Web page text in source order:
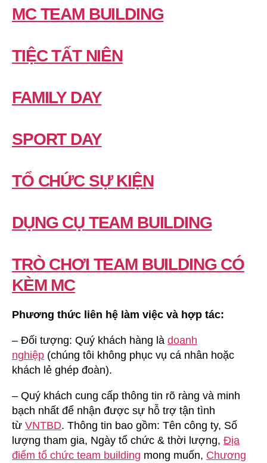
MC TEAM BUILDING
TIỆC TẤT NIÊN
FAMILY DAY
SPORT DAY
TỔ CHỨC SỰ KIỆN
DỤNG CỤ TEAM BUILDING
TRÒ CHƠI TEAM BUILDING CÓ
KÈM MC
Phương thức liên hệ làm việc và hợp tác:
– Đối tượng: Quý khách hàng là doanh
nghiệp (chúng tôi không phục vụ cá nhân hoặc
khách lẻ ghép đoàn).
– Quý khách cung cấp thông tin rõ ràng và minh
bạch nhất để nhận được sự hỗ trợ tận tình
từ VNTBD. Thông tin bao gồm: Tên công ty, Số
lượng tham gia, Ngày tổ chức & thời lượng, Địa
điểm tổ chức team building mong muốn, Chương